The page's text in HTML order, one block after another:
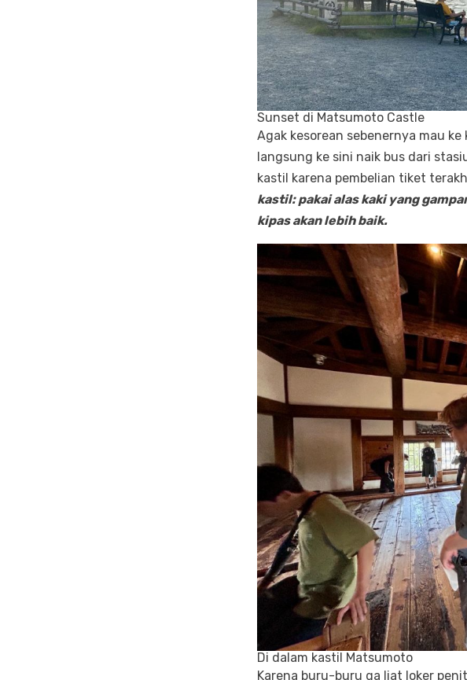
Sunset di Matsumoto Castle
Agak kesorean sebenernya mau
langsung ke sini naik bus dari
kastil karena pembelian tiket
kastil: pakai alas kaki yang
kipas akan lebih baik.
Di dalam kastil Matsumoto
Karena buru-buru ga liat loker